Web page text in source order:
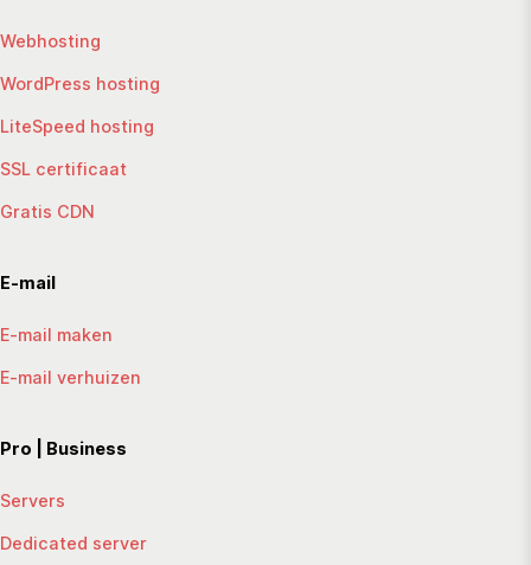
Webhosting
WordPress hosting
LiteSpeed hosting
SSL certificaat
Gratis CDN
E-mail
E-mail maken
E-mail verhuizen
Pro | Business
Servers
Dedicated server